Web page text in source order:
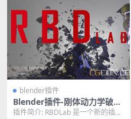
blender插件
Blender插件-刚体动力学破碎
爆炸烟雾插件 RBDLab V1.1.1
插件简介: RBDLab 是一个新的插